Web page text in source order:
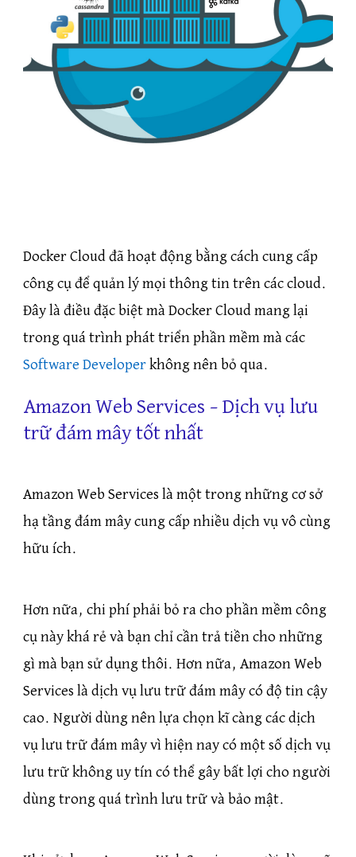
Docker Cloud đã hoạt động bằng cách cung cấp
công cụ để quản lý mọi thông tin trên các cloud.
Đây là điều đặc biệt mà Docker Cloud mang lại
trong quá trình phát triển phần mềm mà các
Software Developerkhông nên bỏ qua.
Amazon Web Services – Dịch vụ lưu
trữ đám mây tốt nhất
Amazon Web Services là một trong những cơ sở
hạ tầng đám mây cung cấp nhiều dịch vụ vô cùng
hữu ích.
Hơn nữa, chi phí phải bỏ ra cho phần mềm công
cụ này khá rẻ và bạn chỉ cần trả tiền cho những
gì mà bạn sử dụng thôi. Hơn nữa, Amazon Web
Services là dịch vụ lưu trữ đám mây có độ tin cậy
cao. Người dùng nên lựa chọn kĩ càng các dịch
vụ lưu trữ đám mây vì hiện nay có một số dịch vụ
lưu trữ không uy tín có thể gây bất lợi cho người
dùng trong quá trình lưu trữ và bảo mật.